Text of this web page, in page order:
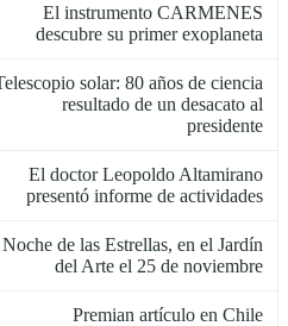
El instrumento CARMENES
descubre su primer exoplaneta
solar: 80 años de ciencia
resultado de un desacato al
presidente
El doctor Leopoldo Altamirano
presentó informe de actividades
Noche de las Estrellas, en el Jardín
del Arte el 25 de noviembre
Premian artículo en Chile